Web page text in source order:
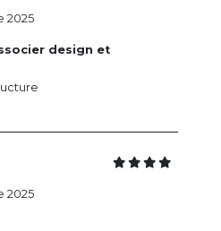
design et
2025
2025